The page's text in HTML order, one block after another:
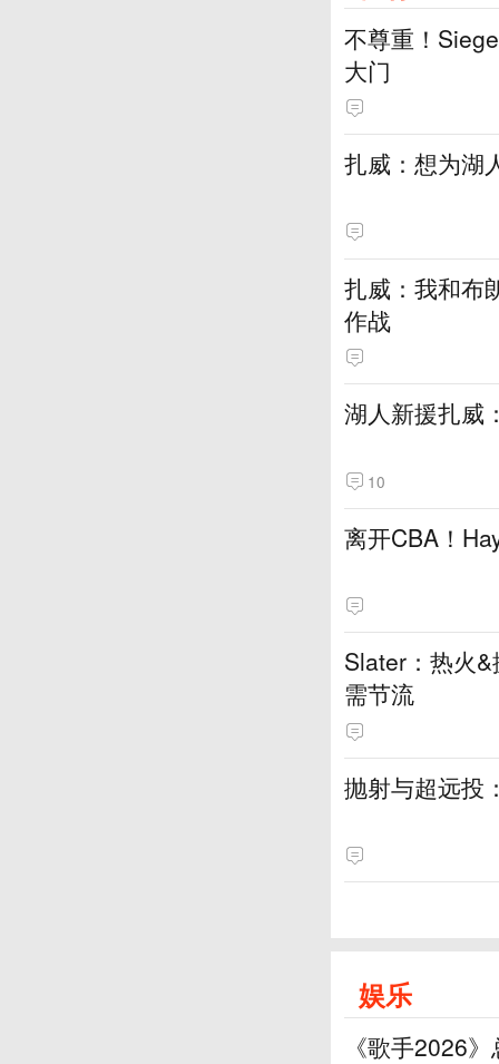
不尊重！
大门
扎威：想为湖
扎威：我和布
作战
湖人新援扎威
10
离开CBA！
Slater：热火
需节流
抛射与超远投
娱乐
《歌手2026